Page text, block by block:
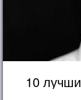
10